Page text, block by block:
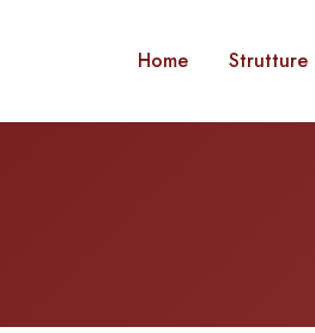
Home Strutture